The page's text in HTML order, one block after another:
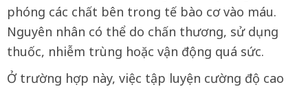
phóng các chất bên trong tế bào cơ vào máu.
Nguyên nhân có thể do chấn thương, sử dụng
thuốc, nhiễm trùng hoặc vận động quá sức.
Ở trường hợp này, việc tập luyện cường độ cao